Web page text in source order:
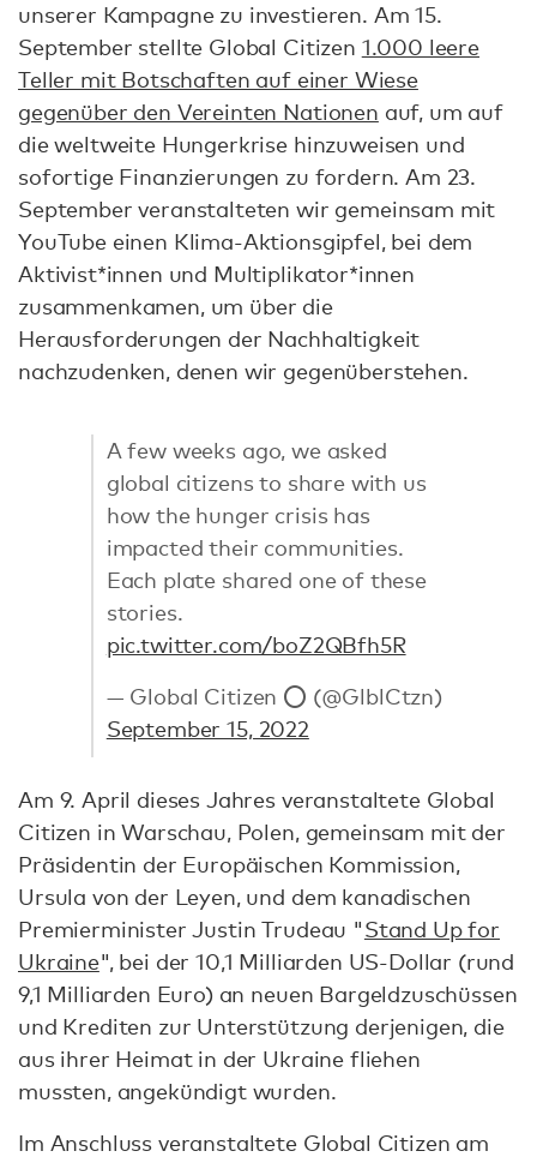
unserer Kampagne zu investieren. Am 15.
September stellte Global Citizen 1.000 leere
Teller mit Botschaften auf einer Wiese
gegenüber den Vereinten Nationen auf, um auf
die weltweite Hungerkrise hinzuweisen und
sofortige Finanzierungen zu fordern. Am 23.
September veranstalteten wir gemeinsam mit
YouTube einen Klima-Aktionsgipfel, bei dem
Aktivist*innen und Multiplikator*innen
zusammenkamen, um über die
Herausforderungen der Nachhaltigkeit
nachzudenken, denen wir gegenüberstehen.
A few weeks ago, we asked
global citizens to share with us
how the hunger crisis has
impacted their communities.
Each plate shared one of these
stories.
pic.twitter.com/boZ2QBfh5R
— Global Citizen ⭕ (@GlblCtzn)
September 15, 2022
Am 9. April dieses Jahres veranstaltete Global
Citizen in Warschau, Polen, gemeinsam mit der
Präsidentin der Europäischen Kommission,
Ursula von der Leyen, und dem kanadischen
Premierminister Justin Trudeau "Stand Up for
Ukraine", bei der 10,1 Milliarden US-Dollar (rund
9,1 Milliarden Euro) an neuen Bargeldzuschüssen
und Krediten zur Unterstützung derjenigen, die
aus ihrer Heimat in der Ukraine fliehen
mussten, angekündigt wurden.
Im Anschluss veranstaltete Global Citizen am